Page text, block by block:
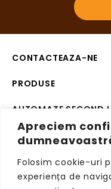
Apreciem
Folosim cookie-uri
experiența de
CONTACTEAZA-NE
PRODUSE
AUTOMATE SECOND
SISTEME DE PLATA